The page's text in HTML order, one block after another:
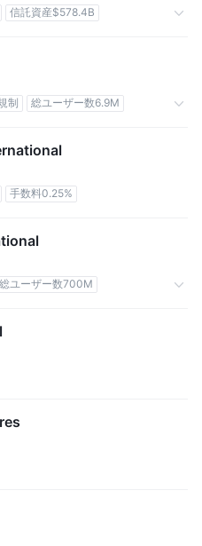
信託資産$578.4B
制
総ユーザー数6.9M
手数料0.25%
総ユーザー数700M